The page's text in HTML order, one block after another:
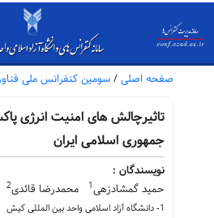
صفحه اصلی / سومین کنفرانس ملی
تاثیرچالش های امنیت انرژی
جمهوری اسلامی ایران
نویسندگان :
حمید گمشادزهی1 محمدرضا قائدی2
1- دانشگاه آزاد اسلامی واحد بین المللی کیش